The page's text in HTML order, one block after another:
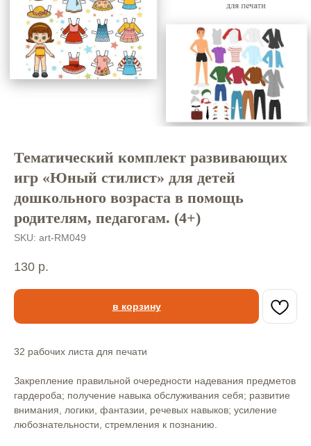
Тематический комплект развивающих
игр «Юный стилист» для детей
дошкольного возраста в помощь
родителям, педагогам. (4+)
SKU: art-RM049
130 р.
в корзину
32 рабочих листа для печати
Закрепление правильной очередности надевания предметов
гардероба; получение навыка обслуживания себя; развитие
внимания, логики, фантазии, речевых навыков; усиление
любознательности, стремления к познанию.